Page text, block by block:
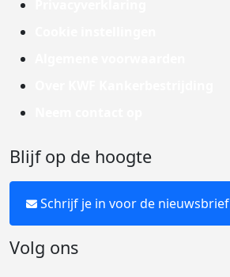
Blijf op de hoogte
Schrijf je in voor de nieuwsbrief
Volg ons